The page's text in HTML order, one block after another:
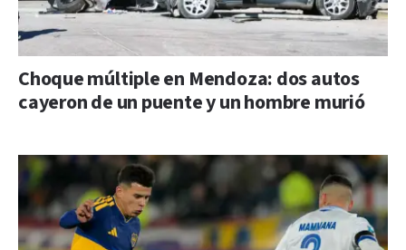
Choque múltiple en Mendoza: dos autos
cayeron de un puente y un hombre murió